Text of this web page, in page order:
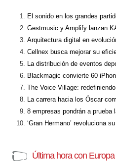
El sonido en los grandes
Gestmusic y Amplify lanzan
Arquitectura digital en
Cellnex busca mejorar su
La distribución de eventos
Blackmagic convierte 60
The Voice Village:
La carrera hacia los Óscar
8 empresas pondrán a prueba
‘Gran Hermano’ revoluciona
Última hora con